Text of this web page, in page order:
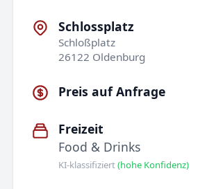
Schlossplatz
Schloßplatz
26122 Oldenburg
Preis auf Anfrage
Freizeit
Food & Drinks
KI-klassifiziert(hohe Konfidenz)